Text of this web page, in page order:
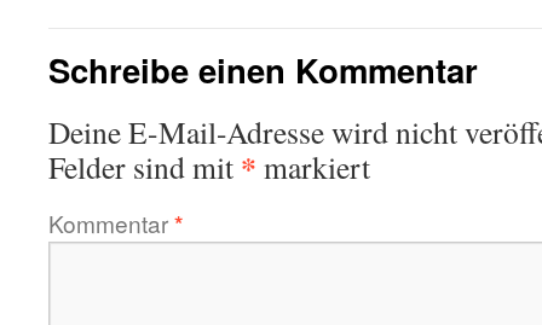
Schreibe einen Kommentar
Deine E-Mail-Adresse wird nicht
Felder sind mit * markiert
Kommentar*